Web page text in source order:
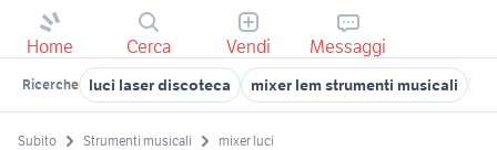
Home Cerca Vendi Messaggi
Ricerche luci laser discoteca mixer lem strumenti musicali
Subito Strumenti musicali mixer luci